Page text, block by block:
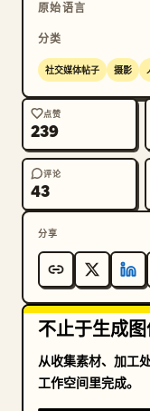
原始语言
分类
社交媒体帖子 摄影
点赞
239
评论
43
分享
不止于生成
从收集素材、加工
工作空间里完成。